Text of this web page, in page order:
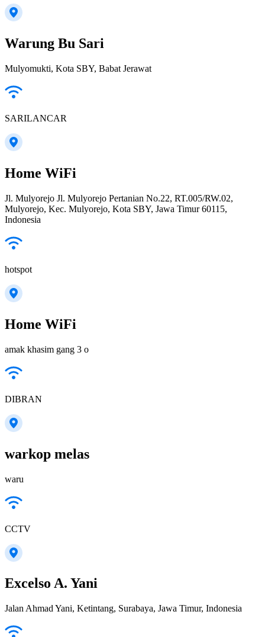
Warung Bu Sari
Mulyomukti, Kota SBY, Babat Jerawat
SARILANCAR
Home WiFi
Jl. Mulyorejo Jl. Mulyorejo Pertanian No.22, RT.005/RW.02,
Mulyorejo, Kec. Mulyorejo, Kota SBY, Jawa Timur 60115,
Indonesia
hotspot
Home WiFi
amak khasim gang 3 o
DIBRAN
warkop melas
waru
CCTV
Excelso A. Yani
Jalan Ahmad Yani, Ketintang, Surabaya, Jawa Timur, Indonesia